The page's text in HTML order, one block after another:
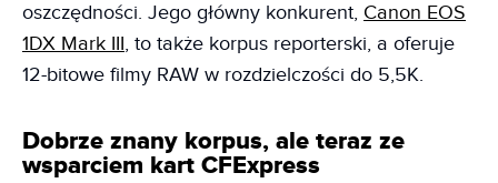
oszczędności. Jego główny konkurent, Canon EOS
1DX Mark III, to także korpus reporterski, a oferuje
12-bitowe filmy RAW w rozdzielczości do 5,5K.
Dobrze znany korpus, ale teraz ze
wsparciem kart CFExpress